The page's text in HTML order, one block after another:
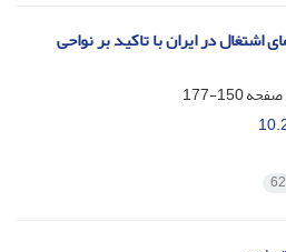
در ایران با تاکید بر نواحی
150-177